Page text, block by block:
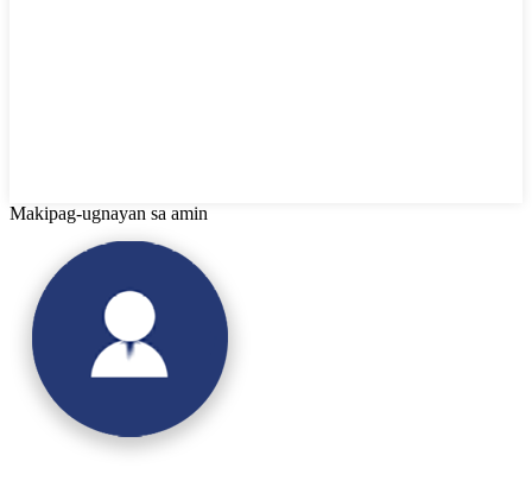
Makipag-ugnayan sa amin